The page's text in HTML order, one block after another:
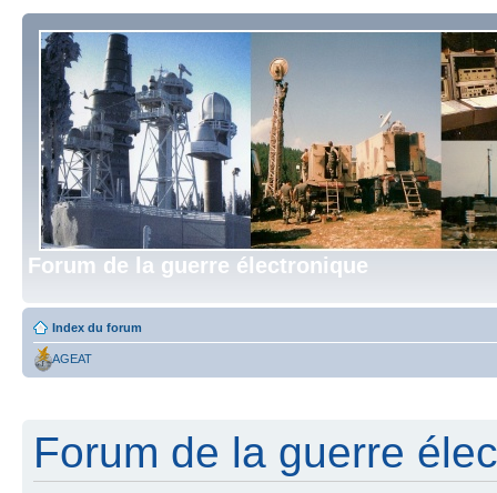
Forum de la guerre électronique
Index du forum
AGEAT
Forum de la guerre